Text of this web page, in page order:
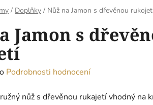
/ Doplňky / Nůž na Jamon s dřevěnou
Jamon s
Podrobnosti hodnocení
nůž s dřevěnou rukajetí vhodný na